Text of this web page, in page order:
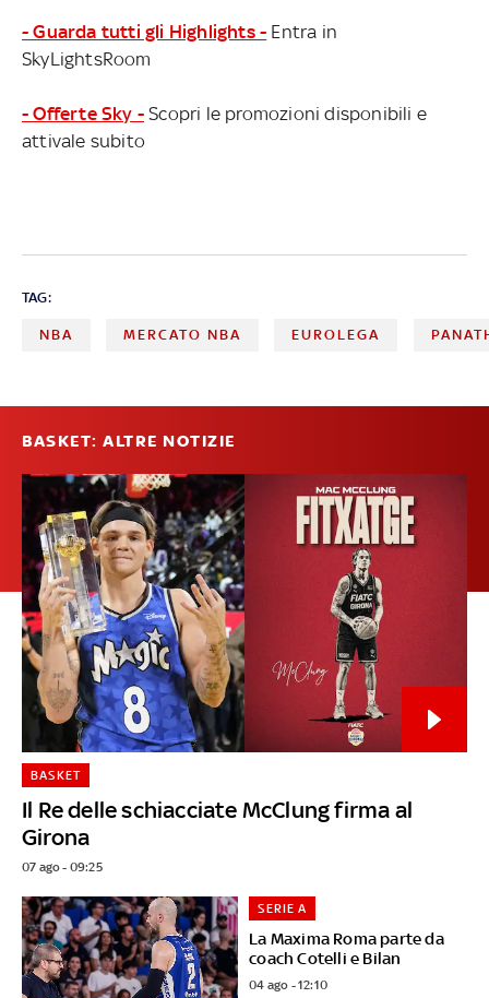
- Guarda tutti gli Highlights - Entra in
SkyLightsRoom
- Offerte Sky - Scopri le promozioni disponibili e
attivale subito
TAG:
NBA MERCATO NBA EUROLEGA
BASKET: ALTRE NOTIZIE
Il Re delle schiacciate McClung firma al
Girona
BASKET
07 ago - 09:25
La Maxima Roma parte da
coach Cotelli e Bilan
SERIE A
04 ago - 12:10